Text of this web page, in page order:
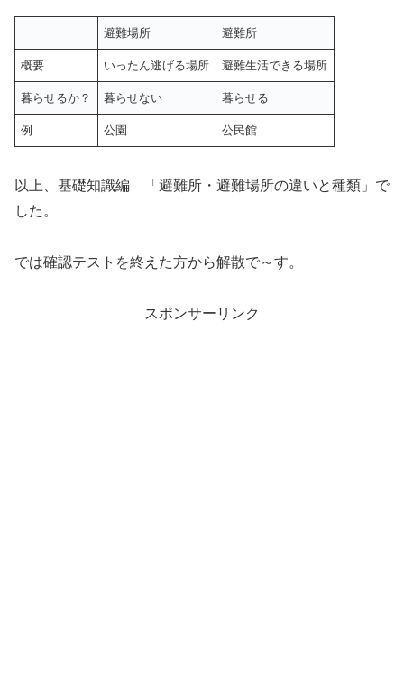
避難場所 避難所
概要 いったん逃げる場所 避難生活できる場所
暮らせるか？ 暮らせない 暮らせる
例 公園 公民館
以上、基礎知識編 「避難所・避難場所の違いと種類」で
した。
では確認テストを終えた方から解散で～す。
スポンサーリンク